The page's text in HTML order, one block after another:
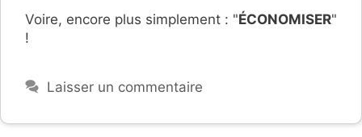
Voire, encore plus simplement : "ÉCONOMISER"
!
Laisser un commentaire